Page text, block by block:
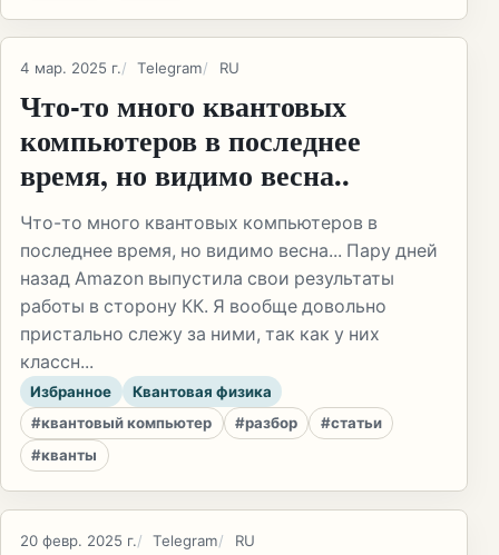
4 мар. 2025 г. Telegram RU
Что-то много квантовых
компьютеров в последнее
время, но видимо весна..
Что-то много квантовых компьютеров в
последнее время, но видимо весна... Пару дней
назад Amazon выпустила свои результаты
работы в сторону КК. Я вообще довольно
пристально слежу за ними, так как у них
классн...
Избранное
Квантовая физика
#квантовый компьютер
#разбор
#статьи
#кванты
20 февр. 2025 г. Telegram RU